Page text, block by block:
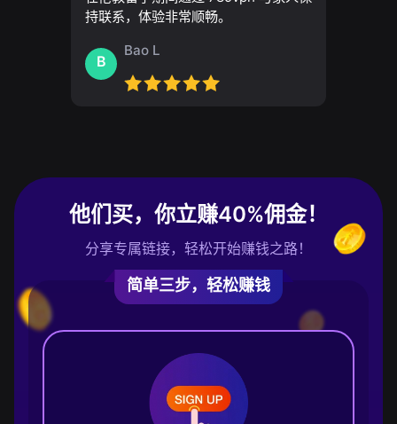
持联系，体验非常顺畅。
B
Bao L
他们买，你立赚40%佣金！
分享专属链接，轻松开始赚钱之路！
简单三步，轻松赚钱